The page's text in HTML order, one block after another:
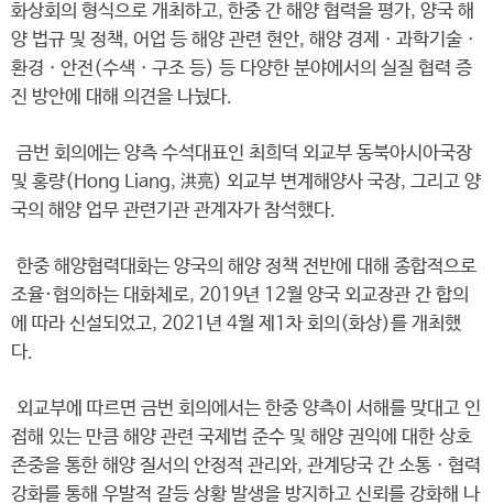
화상회의 형식으로 개최하고, 한중 간 해양 협력을 평가, 양국 해
양 법규 및 정책, 어업 등 해양 관련 현안, 해양 경제ㆍ과학기술ㆍ
환경ㆍ안전(수색ㆍ구조 등) 등 다양한 분야에서의 실질 협력 증
진 방안에 대해 의견을 나눴다.
금번 회의에는 양측 수석대표인 최희덕 외교부 동북아시아국장
및 홍량(Hong Liang, 洪亮) 외교부 변계해양사 국장, 그리고 양
국의 해양 업무 관련기관 관계자가 참석했다.
한중 해양협력대화는 양국의 해양 정책 전반에 대해 종합적으로
조율·협의하는 대화체로, 2019년 12월 양국 외교장관 간 합의
에 따라 신설되었고, 2021년 4월 제1차 회의(화상)를 개최했
다.
외교부에 따르면 금번 회의에서는 한중 양측이 서해를 맞대고 인
접해 있는 만큼 해양 관련 국제법 준수 및 해양 권익에 대한 상호
존중을 통한 해양 질서의 안정적 관리와, 관계당국 간 소통ㆍ협력
강화를 통해 우발적 갈등 상황 발생을 방지하고 신뢰를 강화해 나